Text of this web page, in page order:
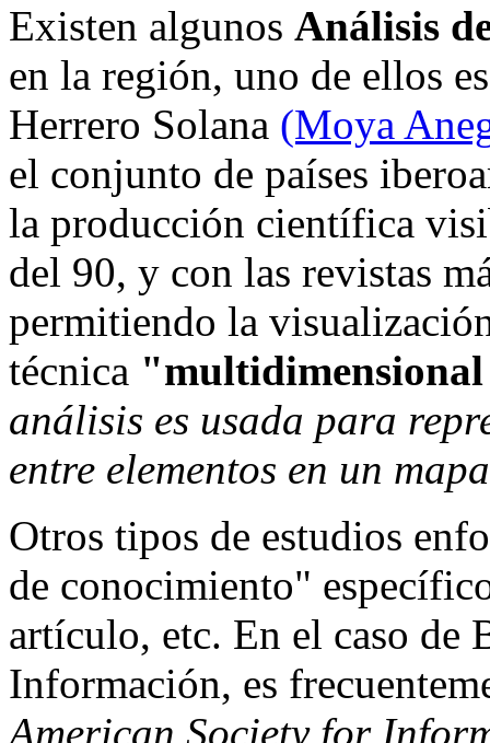
Existen algunos Análisis
en la región, uno de ellos
Herrero Solana (Moya
el conjunto de países
la producción científica
del 90, y con las revistas
permitiendo la
técnica
análisis es usada para
entre elementos en un
Otros tipos de estudios
de conocimiento"
artículo, etc. En el caso de
Información, es
American Society for